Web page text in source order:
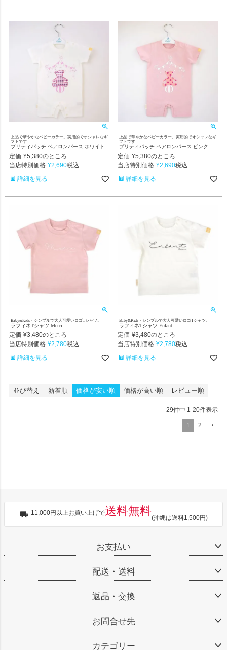
上品で華やかなベビーカラー。実用的でオシャレなギ
フトです
プリティパッチ ベアロンパース ホワイト
定価 ¥5,380のところ
当店特別価格 ¥2,690税込
詳細を見る
上品で華やかなベビーカラー。実用的でオシャレなギ
フトです
プリティパッチ ベアロンパース ピンク
定価 ¥5,380のところ
当店特別価格 ¥2,690税込
詳細を見る
Baby&Kids・シンプルで大人可愛いロゴTシャツ。
ラフィネTシャツ Merci
定価 ¥3,480のところ
当店特別価格 ¥2,780税込
詳細を見る
Baby&Kids・シンプルで大人可愛いロゴTシャツ。
ラフィネTシャツ Enfant
定価 ¥3,480のところ
当店特別価格 ¥2,780税込
詳細を見る
並び替え 新着順 価格が安い順 価格が高い順 レビュー順
29件中 1-20件表示
1 2
11,000円以上お買い上げで送料無料
(沖縄は送料1,500円)
お支払い
配送・送料
返品・交換
お問合せ先
カテゴリー